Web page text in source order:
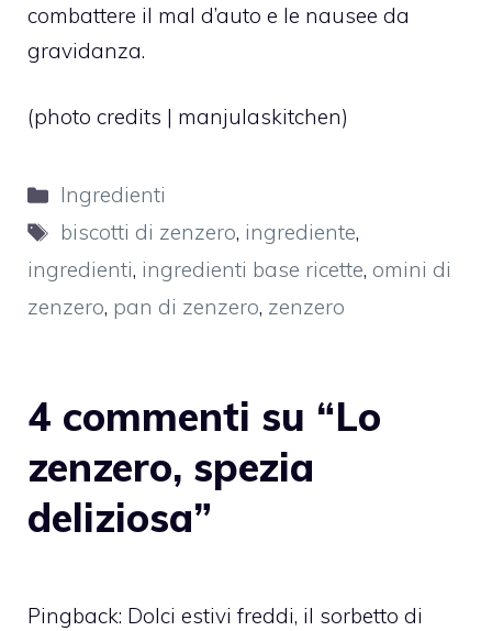
combattere il mal d’auto e le nausee da
gravidanza.
(photo credits | manjulaskitchen)
Categorie
Ingredienti
Tag
biscotti di zenzero, ingrediente,
ingredienti, ingredienti base ricette, omini di
zenzero, pan di zenzero, zenzero
4 commenti su “Lo
zenzero, spezia
deliziosa”
Pingback: Dolci estivi freddi, il sorbetto di